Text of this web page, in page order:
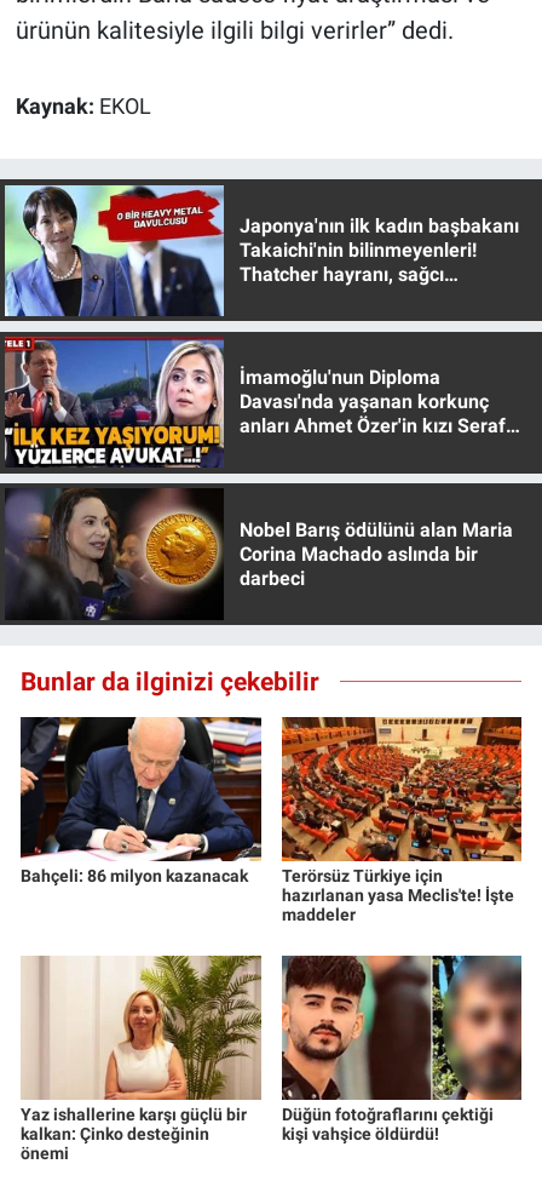
ürünün kalitesiyle ilgili bilgi verirler” dedi.
Kaynak: EKOL
Japonya'nın ilk kadın başbakanı
Takaichi'nin bilinmeyenleri!
Thatcher hayranı, sağcı
İmamoğlu'nun Diploma
Davası'nda yaşanan korkunç
anları Ahmet Özer'in kızı Seraf
Nobel Barış ödülünü alan Maria
Corina Machado aslında bir
darbeci
Bunlar da ilginizi çekebilir
Bahçeli: 86 milyon kazanacak
Terörsüz Türkiye için
hazırlanan yasa Meclis'te! İşte
maddeler
Yaz ishallerine karşı güçlü bir
kalkan: Çinko desteğinin
önemi
Düğün fotoğraflarını çektiği
kişi vahşice öldürdü!